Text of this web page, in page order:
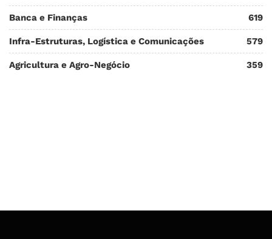
Banca e Finanças 619
Infra-Estruturas, Logística e Comunicações 579
Agricultura e Agro-Negócio 359